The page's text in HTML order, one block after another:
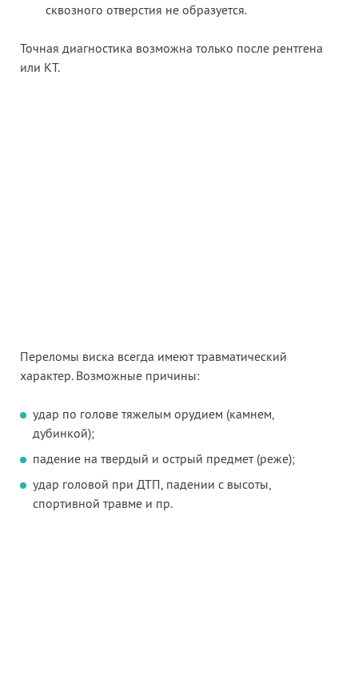
сквозного отверстия не образуется.
Точная диагностика возможна только после рентгена
или КТ.
Переломы виска всегда имеют травматический
характер. Возможные причины:
удар по голове тяжелым орудием (камнем,
дубинкой);
падение на твердый и острый предмет (реже);
удар головой при ДТП, падении с высоты,
спортивной травме и пр.